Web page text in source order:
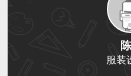
恭喜
恭喜
恭喜 服装